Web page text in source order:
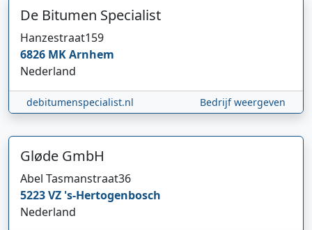
De Bitumen Specialist
Hanzestraat159
6826 MKArnhem
Nederland
debitumenspecialist.nl Bedrijf weergeven
Gløde GmbH
Abel Tasmanstraat36
5223 VZ 's-Hertogenbosch
Nederland